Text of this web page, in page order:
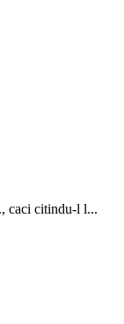
caci citindu-l l...